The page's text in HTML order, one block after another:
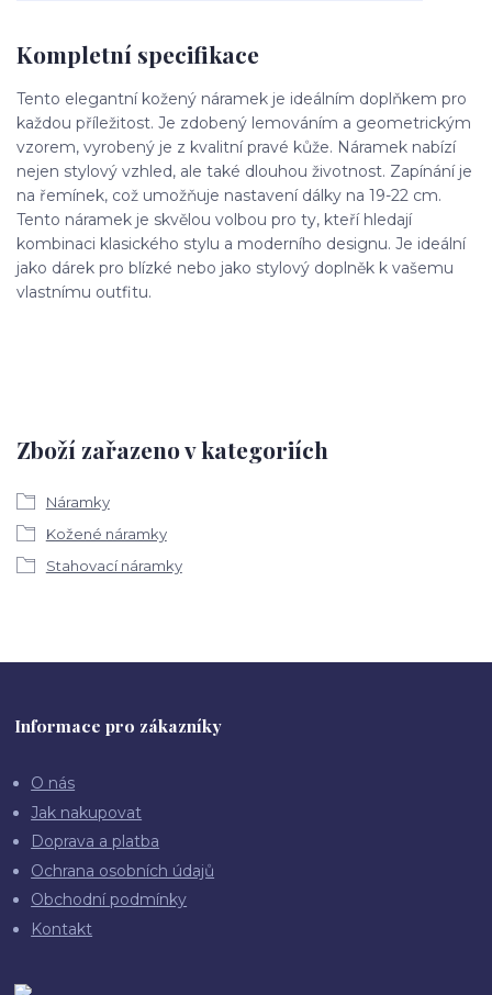
Kompletní specifikace
Tento elegantní kožený náramek je ideálním doplňkem pro
každou příležitost. Je zdobený lemováním a geometrickým
vzorem, vyrobený je z kvalitní pravé kůže. Náramek nabízí
nejen stylový vzhled, ale také dlouhou životnost. Zapínání je
na řemínek, což umožňuje nastavení dálky na 19-22 cm.
Tento náramek je skvělou volbou pro ty, kteří hledají
kombinaci klasického stylu a moderního designu. Je ideální
jako dárek pro blízké nebo jako stylový doplněk k vašemu
vlastnímu outfitu.
Zboží zařazeno v kategoriích
Náramky
Kožené náramky
Stahovací náramky
Informace pro zákazníky
O nás
Jak nakupovat
Doprava a platba
Ochrana osobních údajů
Obchodní podmínky
Kontakt